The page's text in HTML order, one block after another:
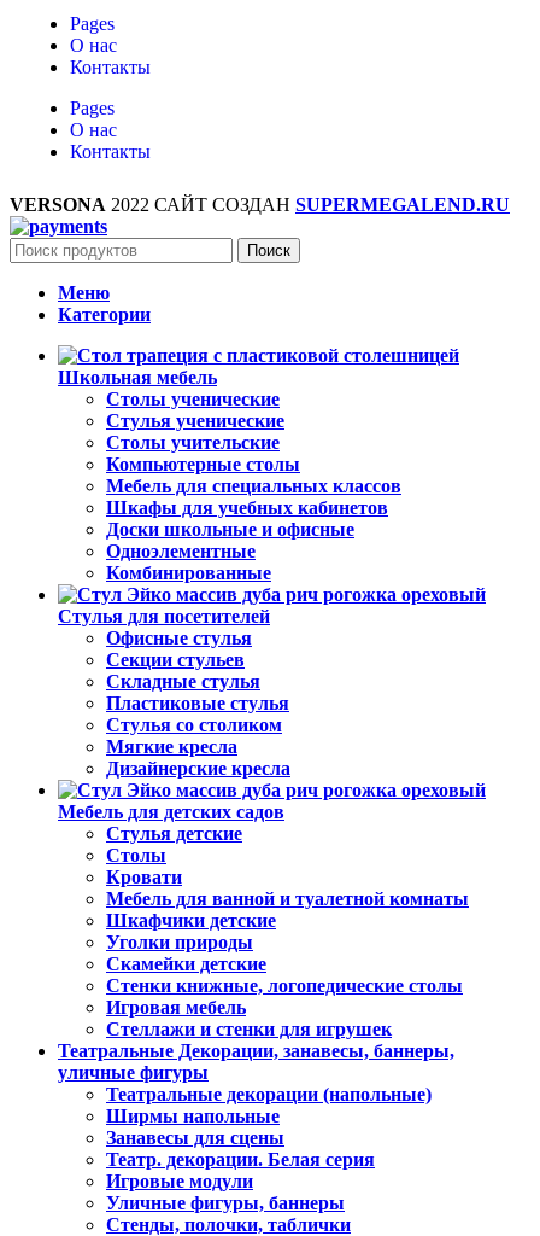
Pages
О нас
Контакты
Pages
О нас
Контакты
VERSONA 2022 САЙТ СОЗДАН SUPERMEGALEND.RU
Поиск
Меню
Категории
Школьная мебель
Столы ученические
Стулья ученические
Столы учительские
Компьютерные столы
Мебель для специальных классов
Шкафы для учебных кабинетов
Доски школьные и офисные
Одноэлементные
Комбинированные
Стулья для посетителей
Офисные стулья
Секции стульев
Складные стулья
Пластиковые стулья
Стулья со столиком
Мягкие кресла
Дизайнерские кресла
Мебель для детских садов
Стулья детские
Столы
Кровати
Мебель для ванной и туалетной комнаты
Шкафчики детские
Уголки природы
Скамейки детские
Стенки книжные, логопедические столы
Игровая мебель
Стеллажи и стенки для игрушек
Театральные Декорации, занавесы, баннеры,
уличные фигуры
Театральные декорации (напольные)
Ширмы напольные
Занавесы для сцены
Театр. декорации. Белая серия
Игровые модули
Уличные фигуры, баннеры
Стенды, полочки, таблички